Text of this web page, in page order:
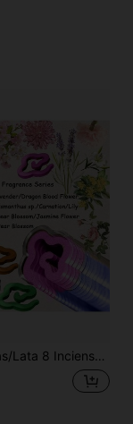
de larga duración, adecuado para el hogar, la oficina, el club, el hotel, el estudio de yoga y como regalo festivo